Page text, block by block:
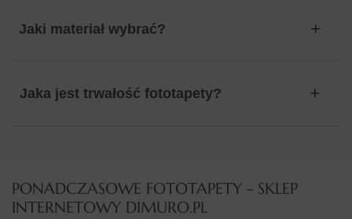
Jaki materiał wybrać?
Jaka jest trwałość fototapety?
PONADCZASOWE FOTOTAPETY - SKLEP
INTERNETOWY DIMURO.PL​